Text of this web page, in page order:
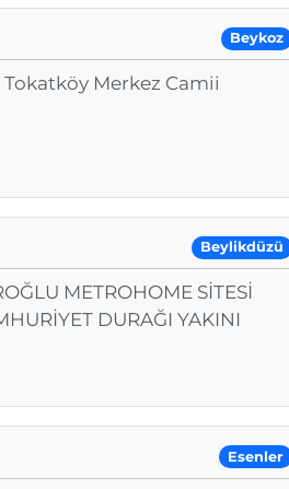
Beykoz
Merkez Camii
Beylikdüzü
METROHOME SİTESİ
DURAĞI YAKINI
Esenler